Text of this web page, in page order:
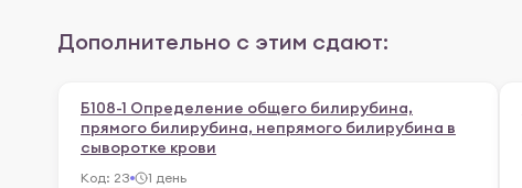
Дополнительно с этим сдают:
Б108-1 Определение общего билирубина,
прямого билирубина, непрямого билирубина в
сыворотке крови
Код: 23 1 день